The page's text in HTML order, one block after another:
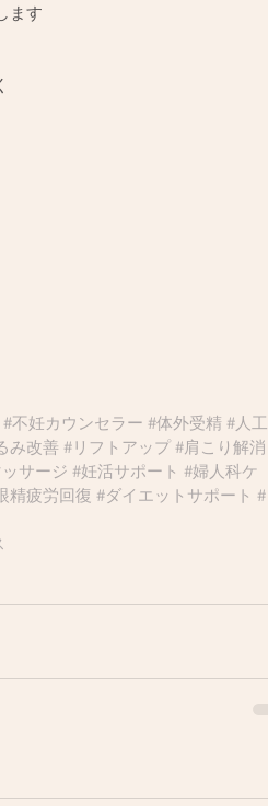
ます
#不妊カウンセラー #体外受精 #人工
み改善 #リフトアップ #肩こり解消
サージ #妊活サポート #婦人科ケ
精疲労回復 #ダイエットサポート #